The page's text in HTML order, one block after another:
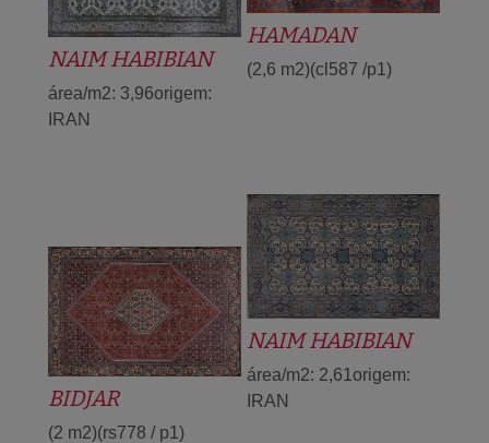
HAMADAN
(2,6 m2)(cl587 /p1)
NAIM HABIBIAN
área/m2: 3,96origem:
IRAN
NAIM HABIBIAN
área/m2: 2,61origem:
IRAN
BIDJAR
(2 m2)(rs778 / p1)